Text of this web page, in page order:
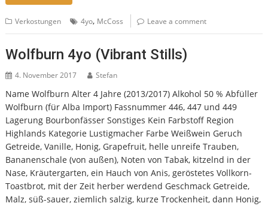
Verkostungen 4yo, McCoss Leave a comment
Wolfburn 4yo (Vibrant Stills)
4. November 2017 Stefan
Name Wolfburn Alter 4 Jahre (2013/2017) Alkohol 50 % Abfüller
Wolfburn (für Alba Import) Fassnummer 446, 447 und 449
Lagerung Bourbonfässer Sonstiges Kein Farbstoff Region
Highlands Kategorie Lustigmacher Farbe Weißwein Geruch
Getreide, Vanille, Honig, Grapefruit, helle unreife Trauben,
Bananenschale (von außen), Noten von Tabak, kitzelnd in der
Nase, Kräutergarten, ein Hauch von Anis, geröstetes Vollkorn-
Toastbrot, mit der Zeit herber werdend Geschmack Getreide,
Malz, süß-sauer, ziemlich salzig, kurze Trockenheit, dann Honig,